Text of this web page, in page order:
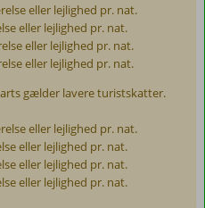
eller lejlighed pr. nat.
eller lejlighed pr. nat.
eller lejlighed pr. nat.
eller lejlighed pr. nat.
gælder lavere turistskatter.
eller lejlighed pr. nat.
eller lejlighed pr. nat.
eller lejlighed pr. nat.
eller lejlighed pr. nat.